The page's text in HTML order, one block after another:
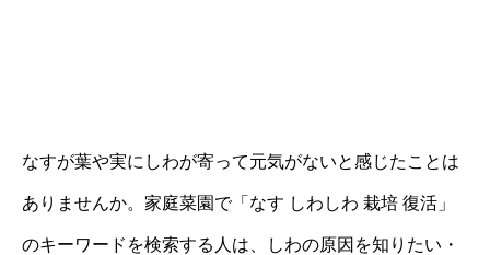
なすが葉や実にしわが寄って元気がないと感じたことは
ありませんか。家庭菜園で「なす しわしわ 栽培 復活」
のキーワードを検索する人は、しわの原因を知りたい・